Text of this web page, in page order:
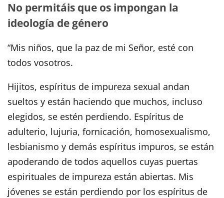
No permitáis que os impongan la
ideología de género
“Mis niños, que la paz de mi Señor, esté con
todos vosotros.
Hijitos, espíritus de impureza sexual andan
sueltos y están haciendo que muchos, incluso
elegidos, se estén perdiendo. Espíritus de
adulterio, lujuria, fornicación, homosexualismo,
lesbianismo y demás espíritus impuros, se están
apoderando de todos aquellos cuyas puertas
espirituales de impureza están abiertas. Mis
jóvenes se están perdiendo por los espíritus de